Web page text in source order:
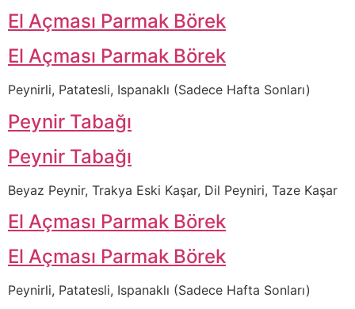
El Açması Parmak Börek
El Açması Parmak Börek
Peynirli, Patatesli, Ispanaklı (Sadece Hafta Sonları)
Peynir Tabağı
Peynir Tabağı
Beyaz Peynir, Trakya Eski Kaşar, Dil Peyniri, Taze Kaşar
El Açması Parmak Börek
El Açması Parmak Börek
Peynirli, Patatesli, Ispanaklı (Sadece Hafta Sonları)